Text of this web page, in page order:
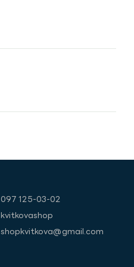
097 125-03-02
kvitkovashop
shopkvitkova@gmail.com